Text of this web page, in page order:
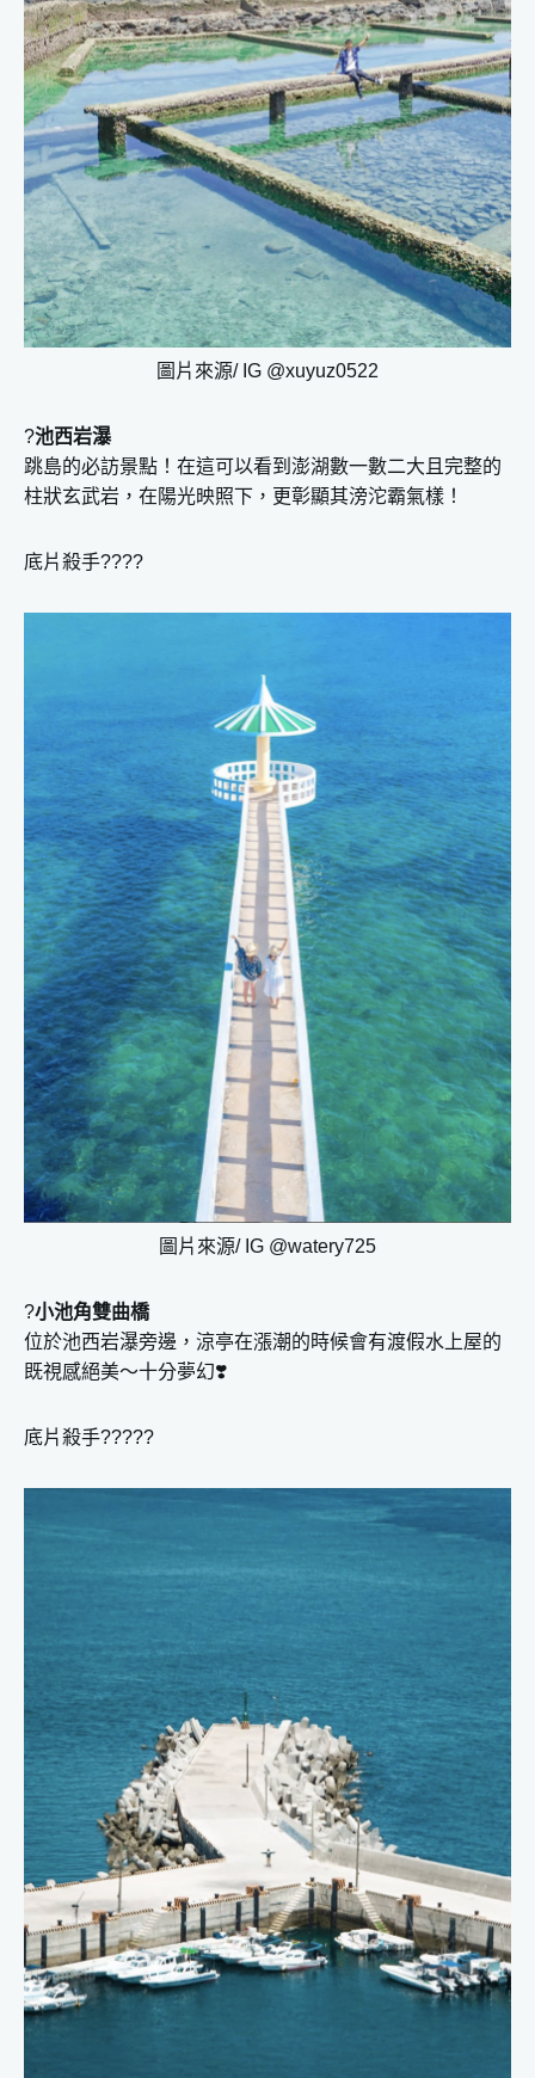
圖片來源/ IG @xuyuz0522
?池西岩瀑
跳島的必訪景點！在這可以看到澎湖數一數二大且完整的
柱狀玄武岩，在陽光映照下，更彰顯其滂沱霸氣樣！
底片殺手????
圖片來源/ IG @watery725
?小池角雙曲橋
位於池西岩瀑旁邊，涼亭在漲潮的時候會有渡假水上屋的
既視感絕美～十分夢幻❣️
底片殺手?????